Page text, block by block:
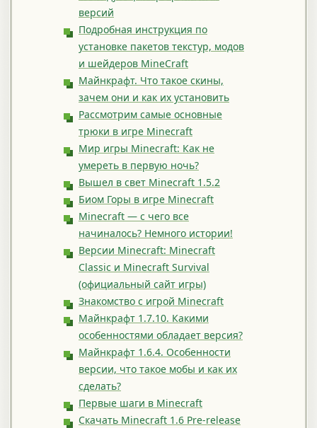
версий
Подробная инструкция по
установке пакетов текстур, модов
и шейдеров MineCraft
Майнкрафт. Что такое скины,
зачем они и как их установить
Рассмотрим самые основные
трюки в игре Minecraft
Мир игры Minecraft: Как не
умереть в первую ночь?
Вышел в свет Minecraft 1.5.2
Биом Горы в игре Minecraft
Minecraft — с чего все
начиналось? Немного истории!
Версии Minecraft: Minecraft
Classic и Minecraft Survival
(официальный сайт игры)
Знакомство с игрой Minecraft
Майнкрафт 1.7.10. Какими
особенностями обладает версия?
Майнкрафт 1.6.4. Особенности
версии, что такое мобы и как их
сделать?
Первые шаги в Minecraft
Скачать Minecraft 1.6 Pre-release